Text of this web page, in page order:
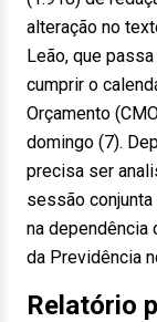
alteração no
Leão, que
cumprir o
Orçamento
domingo (7).
precisa ser
sessão
na dependência
da Previdência
Relatório